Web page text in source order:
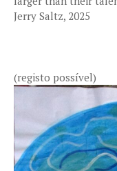
Jerry Saltz, 2025
(registo possível)